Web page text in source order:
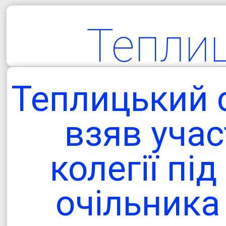
Одеська
Теплицький
взяв
колегії